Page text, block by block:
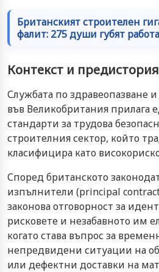
Британският строителен
фалит: 275 души губят
Контекст и предистория
Службата по здравеопазване и
във Великобритания прилага
стандарти за трудова
строителния сектор, който
класифицира като
Според британското
изпълнители (principal
законова отговорност за
рисковете и незабавното им
когато става въпрос за
непредвидени ситуации на
или дефектни доставки на